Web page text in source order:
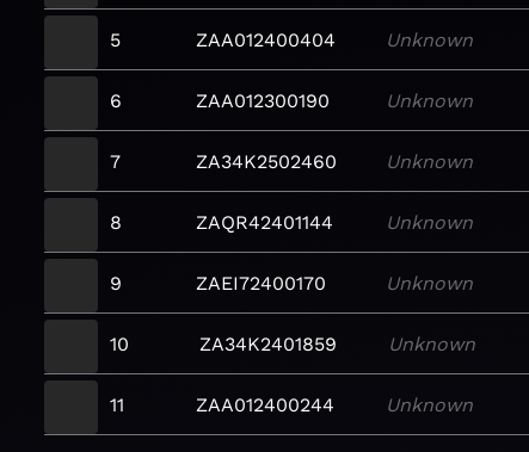
5 ZAA012400404 Unknown
6 ZAA012300190 Unknown
7 ZA34K2502460 Unknown
8 ZAQR42401144 Unknown
9 ZAEI72400170 Unknown
10 ZA34K2401859 Unknown
11 ZAA012400244 Unknown